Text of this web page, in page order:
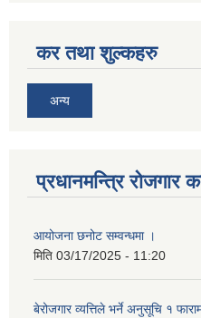
कर तथा शुल्कहरु
अन्य
प्रधानमन्त्रि रोजगार
आयोजना छनोट सम्वन्धमा ।
मिति 03/17/2025 - 11:20
बेरोजगार व्यत्तिले भर्ने अनुसूचि १